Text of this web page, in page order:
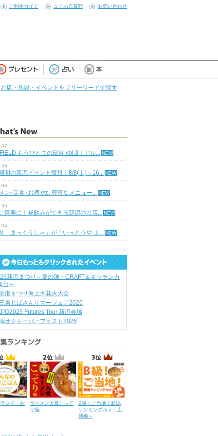
ご利用ガイド よくある質問 お問い合わせ
お店・施設・イベントをフリーワードで探す
もうひとつの日常 vol.3｜アル...
間の新潟イベント情報｜8/8(土)～16...
ン･定食･お酒 etc. 豊富なメニュー...
褒美に！昼飲みができる新潟のお店...
「まっくうしゃ」が「いっとうや 上...
新潟まつり～夏の陣・CRAFT＆キッチンカ
合～
港まつり海上大花火大会
条じばさんサマーフェア2026
Futures Tour 新潟会場
オクトーバーフェスト2026
ンチ・お
ラーメン大賞こって
り編
B級！ご当地！新潟
ケンミングルメ～上
越編～